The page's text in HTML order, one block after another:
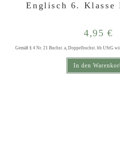
Englisch 6. Klasse
4,95 €
Gemäß § 4 Nr. 21 Buchst. a, Doppelbuchst. bb UStG
In den